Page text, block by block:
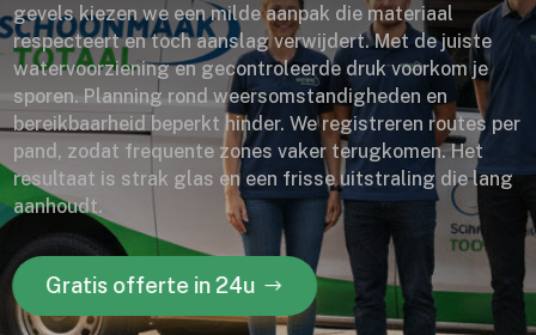
gevels kiezen we een milde aanpak die materiaal
respecteert en toch aanslag verwijdert. Met de juiste
watervoorziening en gecontroleerde druk voorkom je
sporen. Planning rond weersomstandigheden en
bereikbaarheid beperkt hinder. We registreren routes per
pand, zodat frequente zones vaker terugkomen. Het
resultaat is strak glas en een frisse uitstraling die lang
aanhoudt.
Gratis offerte in 24u